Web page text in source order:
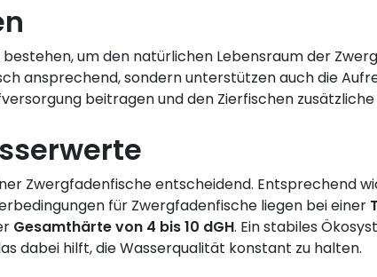
bestehen, um den natürlichen Lebensraum der
ansprechend, sondern unterstützen auch die
beitragen und den Zierfischen
Zwergfadenfische entscheidend. Entsprechend
für Zwergfadenfische liegen bei einer
Gesamthärte von 4 bis 10 dGH. Ein stabiles
dabei hilft, die Wasserqualität konstant zu halten.